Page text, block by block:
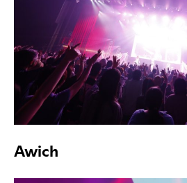
Awich